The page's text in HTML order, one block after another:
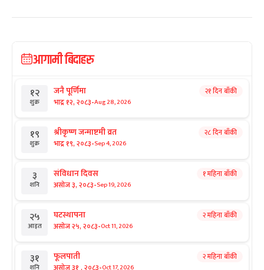
आगामी बिदाहरु
१२
शुक्र
जनै पूर्णिमा
भाद्र १२, २०८३-Aug 28, 2026
२१ दिन बाँकी
१९
शुक्र
श्रीकृष्ण जन्माष्टमी व्रत
भाद्र १९, २०८३-Sep 4, 2026
२८ दिन बाँकी
३
शनि
संविधान दिवस
असोज ३, २०८३-Sep 19, 2026
१ महिना बाँकी
२५
आइत
घटस्थापना
असोज २५, २०८३-Oct 11, 2026
२ महिना बाँकी
३१
शनि
फूलपाती
Oct 17, 2026
२ महिना बाँकी